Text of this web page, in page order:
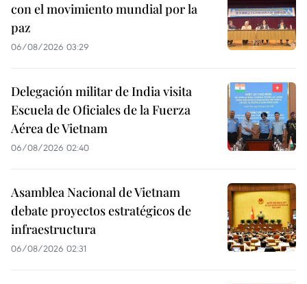
con el movimiento mundial por la
paz
06/08/2026 03:29
Delegación militar de India visita
Escuela de Oficiales de la Fuerza
Aérea de Vietnam
06/08/2026 02:40
Asamblea Nacional de Vietnam
debate proyectos estratégicos de
infraestructura
06/08/2026 02:31